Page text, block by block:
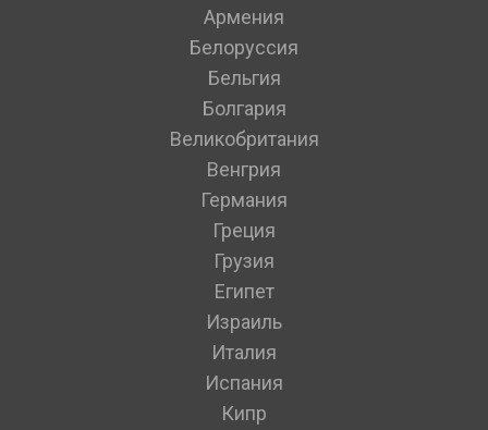
Армения
Белоруссия
Бельгия
Болгария
Великобритания
Венгрия
Германия
Греция
Грузия
Египет
Израиль
Италия
Испания
Кипр